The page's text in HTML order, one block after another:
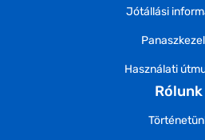
Jótállási
Használati
Rólunk